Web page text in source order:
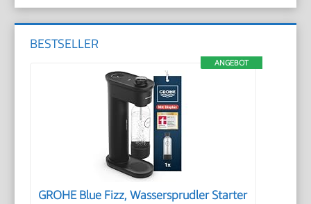
BESTSELLER
ANGEBOT
GROHE Blue Fizz, Wassersprudler Starter